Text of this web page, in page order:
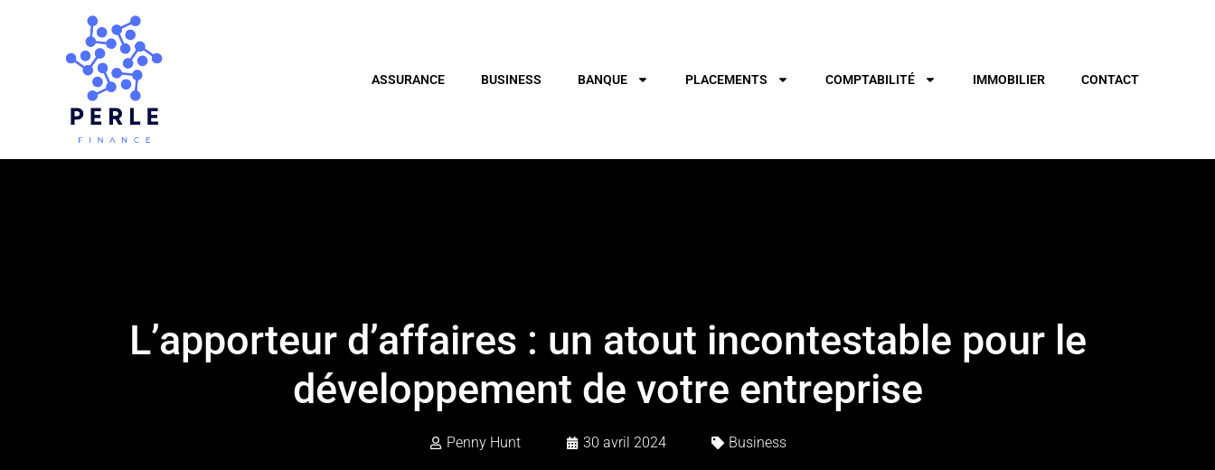
ASSURANCE BUSINESS BANQUE PLACEMENTS COMPTABILITÉ IMMOBILIER CONTACT
L’apporteur d’affaires : un atout incontestable pour le
développement de votre entreprise
Penny Hunt 30 avril 2024 Business